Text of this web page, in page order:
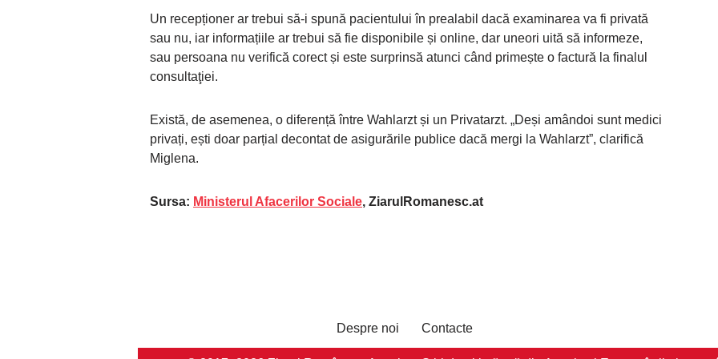
Un recepționer ar trebui să-i spună pacientului în prealabil dacă examinarea va fi privată
sau nu, iar informațiile ar trebui să fie disponibile și online, dar uneori uită să informeze,
sau persoana nu verifică corect și este surprinsă atunci când primește o factură la finalul
consultaţiei.
Există, de asemenea, o diferență între Wahlarzt și un Privatarzt. „Deși amândoi sunt medici
privați, ești doar parțial decontat de asigurările publice dacă mergi la Wahlarzt”, clarifică
Miglena.
Sursa: Ministerul Afacerilor Sociale, ZiarulRomanesc.at
Despre noi Contacte